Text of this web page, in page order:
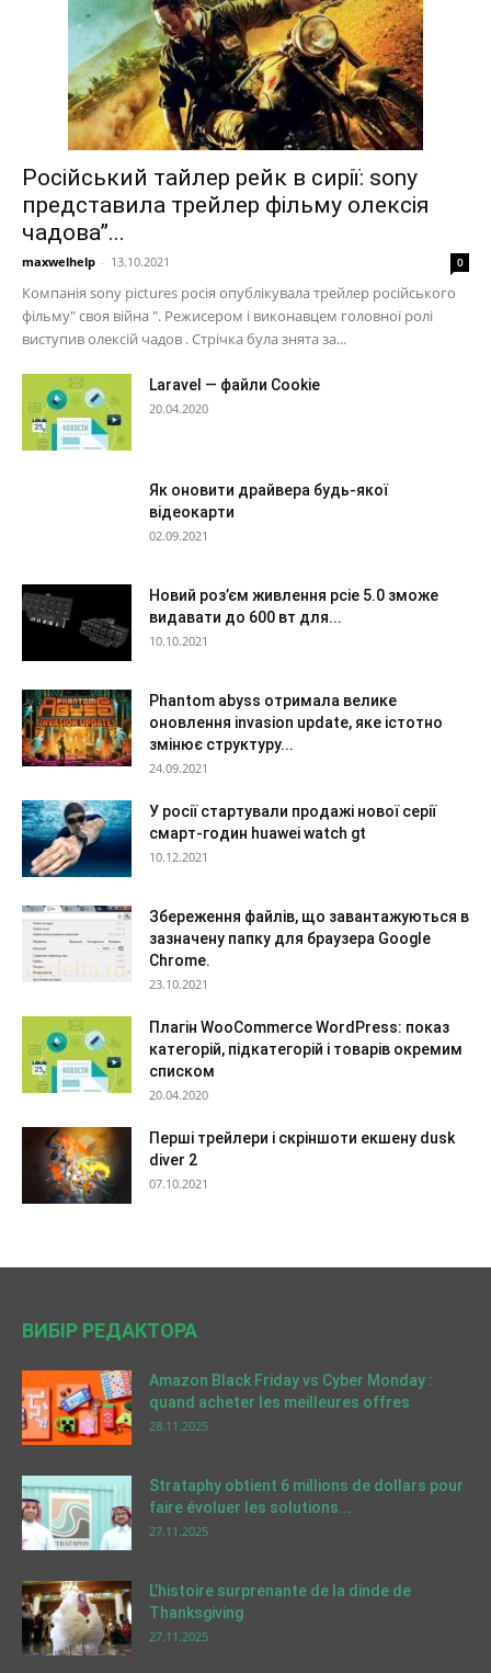
Російський тайлер рейк в сирії: sony
представила трейлер фільму олексія
чадова”...
maxwelhelp - 13.10.2021 0
Компанія sony pictures росія опублікувала трейлер російського
фільму" своя війна ". Режисером і виконавцем головної ролі
виступив олексій чадов . Стрічка була знята за...
Laravel — файли Cookie
20.04.2020
Як оновити драйвера будь-якої
відеокарти
02.09.2021
Новий роз’єм живлення pcie 5.0 зможе
видавати до 600 вт для...
10.10.2021
Phantom abyss отримала велике
оновлення invasion update, яке істотно
змінює структуру...
24.09.2021
У росії стартували продажі нової серії
смарт-годин huawei watch gt
10.12.2021
Збереження файлів, що завантажуються в
зазначену папку для браузера Google
Chrome.
23.10.2021
Плагін WooCommerce WordPress: показ
категорій, підкатегорій і товарів окремим
списком
20.04.2020
Перші трейлери і скріншоти екшену dusk
diver 2
07.10.2021
ВИБІР РЕДАКТОРА
Amazon Black Friday vs Cyber Monday :
quand acheter les meilleures offres
28.11.2025
Strataphy obtient 6 millions de dollars pour
faire évoluer les solutions...
27.11.2025
L’histoire surprenante de la dinde de
Thanksgiving
27.11.2025